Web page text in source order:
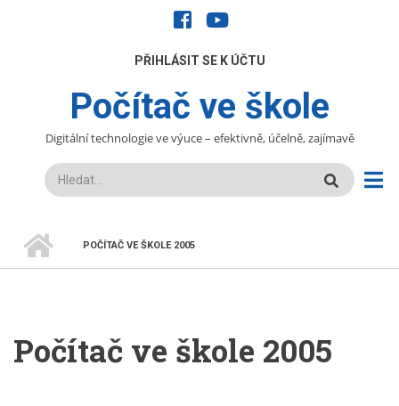
facebookyoutube
UŽIVATELÉPŘIHLÁSIT SE K ÚČTU
Počítač ve škole
Digitální technologie ve výuce – efektivně, účelně, zajímavě
Hledat
DROBEČKOVÁ
POČÍTAČ VE ŠKOLE 2005
Počítač ve škole 2005